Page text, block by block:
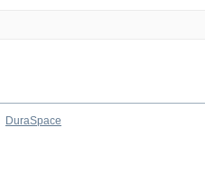
DuraSpace